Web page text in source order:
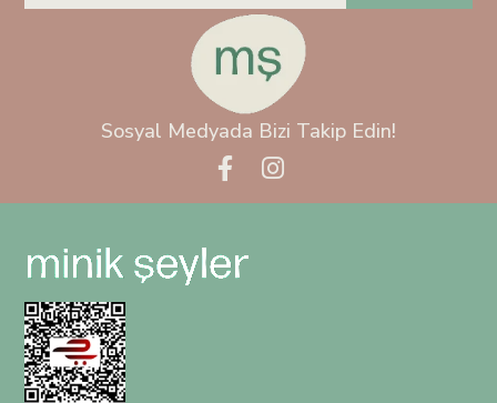
Sosyal Medyada Bizi Takip Edin!